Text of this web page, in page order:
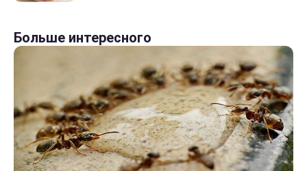
Больше интересного